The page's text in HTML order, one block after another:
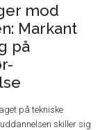
mod
Markant
på
på tekniske
skiller sig